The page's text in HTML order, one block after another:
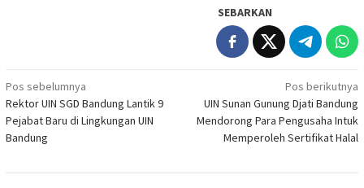
SEBARKAN
Navigasi
pos
Pos sebelumnya
Rektor UIN SGD Bandung Lantik 9
Pejabat Baru di Lingkungan UIN
Bandung
Pos berikutnya
UIN Sunan Gunung Djati Bandung
Mendorong Para Pengusaha Intuk
Memperoleh Sertifikat Halal